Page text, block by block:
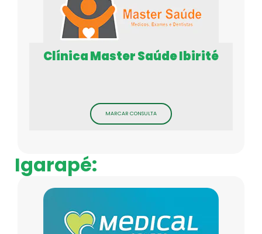
Clínica Master Saúde Ibirité
MARCAR CONSULTA
Igarapé: